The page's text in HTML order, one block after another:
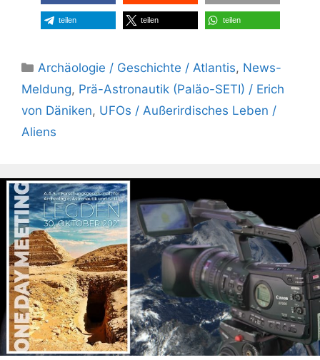
teilen teilen teilen
Kategorien
Archäologie / Geschichte / Atlantis, News-
Meldung, Prä-Astronautik (Paläo-SETI) / Erich
von Däniken, UFOs / Außerirdisches Leben /
Aliens